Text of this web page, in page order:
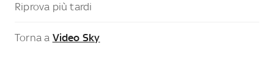
Riprova più tardi
Torna a Video Sky